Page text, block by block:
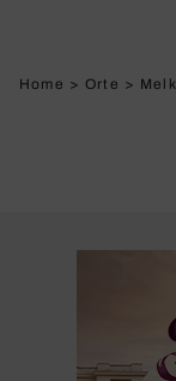
Home > Orte > Melk